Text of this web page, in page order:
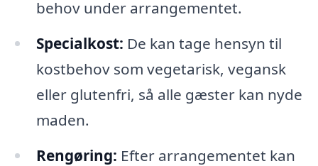
behov under arrangementet.
Specialkost: De kan tage hensyn til
kostbehov som vegetarisk, vegansk
eller glutenfri, så alle gæster kan nyde
maden.
Rengøring: Efter arrangementet kan